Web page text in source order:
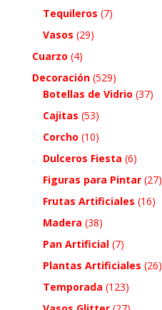
Tequileros (7)
Vasos (29)
Cuarzo (4)
Decoración (529)
Botellas de Vidrio (37)
Cajitas (53)
Corcho (10)
Dulceros Fiesta (6)
Figuras para Pintar (27)
Frutas Artificiales (16)
Madera (38)
Pan Artificial (7)
Plantas Artificiales (26)
Temporada (123)